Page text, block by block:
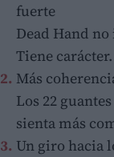
fuerte
Dead Hand
Tiene carácter.
Más
Los 22
sienta más
Un giro hacia